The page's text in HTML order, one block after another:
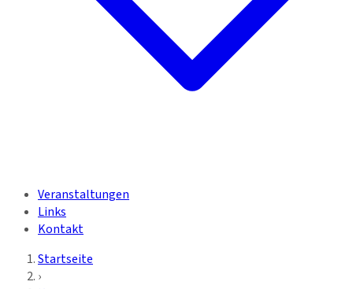
Veranstaltungen
Links
Kontakt
Startseite
›